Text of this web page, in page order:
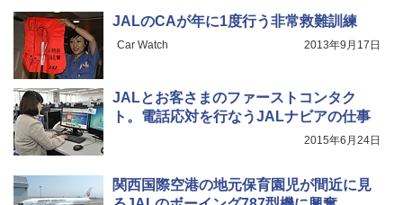
JALのCAが年に1度行う非常救難訓練
Car Watch 2013年9月17日
JALとお客さまのファーストコンタク
ト。電話応対を行なうJALナビアの仕事
2015年6月24日
関西国際空港の地元保育園児が間近に見